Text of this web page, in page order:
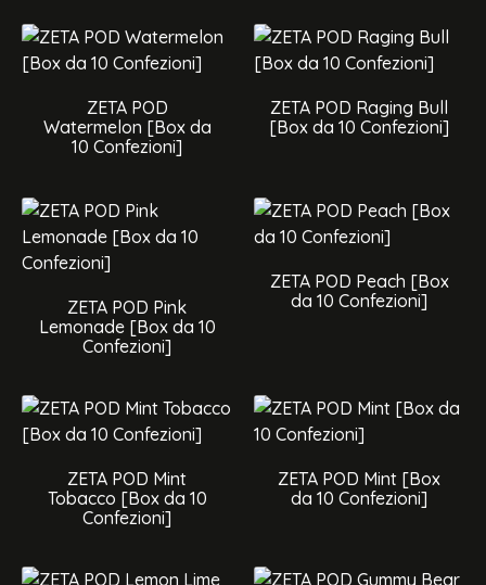
ZETA POD
Watermelon [Box da
10 Confezioni]
ZETA POD Raging Bull
[Box da 10 Confezioni]
ZETA POD Pink
Lemonade [Box da 10
Confezioni]
ZETA POD Peach [Box
da 10 Confezioni]
ZETA POD Mint
Tobacco [Box da 10
Confezioni]
ZETA POD Mint [Box
da 10 Confezioni]